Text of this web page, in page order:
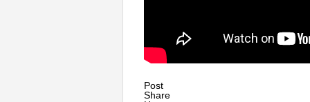
Post
Share